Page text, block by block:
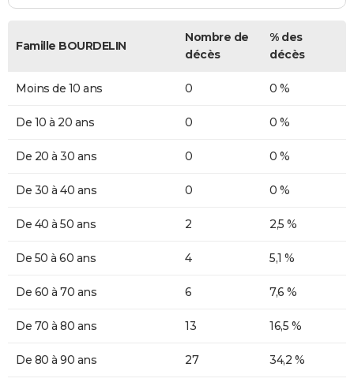
Famille BOURDELIN
Nombre de
décès
% des
décès
Moins de 10 ans 0 0 %
De 10 à 20 ans 0 0 %
De 20 à 30 ans 0 0 %
De 30 à 40 ans 0 0 %
De 40 à 50 ans 2 2,5 %
De 50 à 60 ans 4 5,1 %
De 60 à 70 ans 6 7,6 %
De 70 à 80 ans 13 16,5 %
De 80 à 90 ans 27 34,2 %